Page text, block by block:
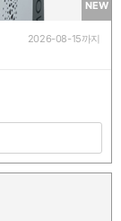
NEW
2026-08-15까지